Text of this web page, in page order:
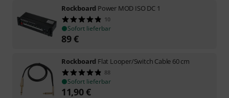
Rockboard Power MOD ISO DC 1
10
Sofort lieferbar
89€
Rockboard Flat Looper/Switch Cable 60 cm
88
Sofort lieferbar
11,90€